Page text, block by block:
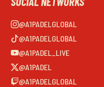
@A1PADELGLOBAL
@A1PADELGLOBAL
@A1PADEL_LIVE
@A1PADEL
@A1PADELGLOBAL